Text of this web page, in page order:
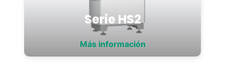
Serie HS2
Más información